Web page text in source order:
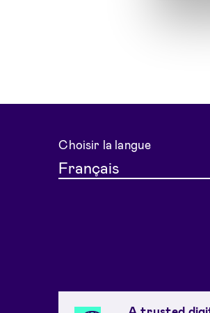
Choisir la langue
Français